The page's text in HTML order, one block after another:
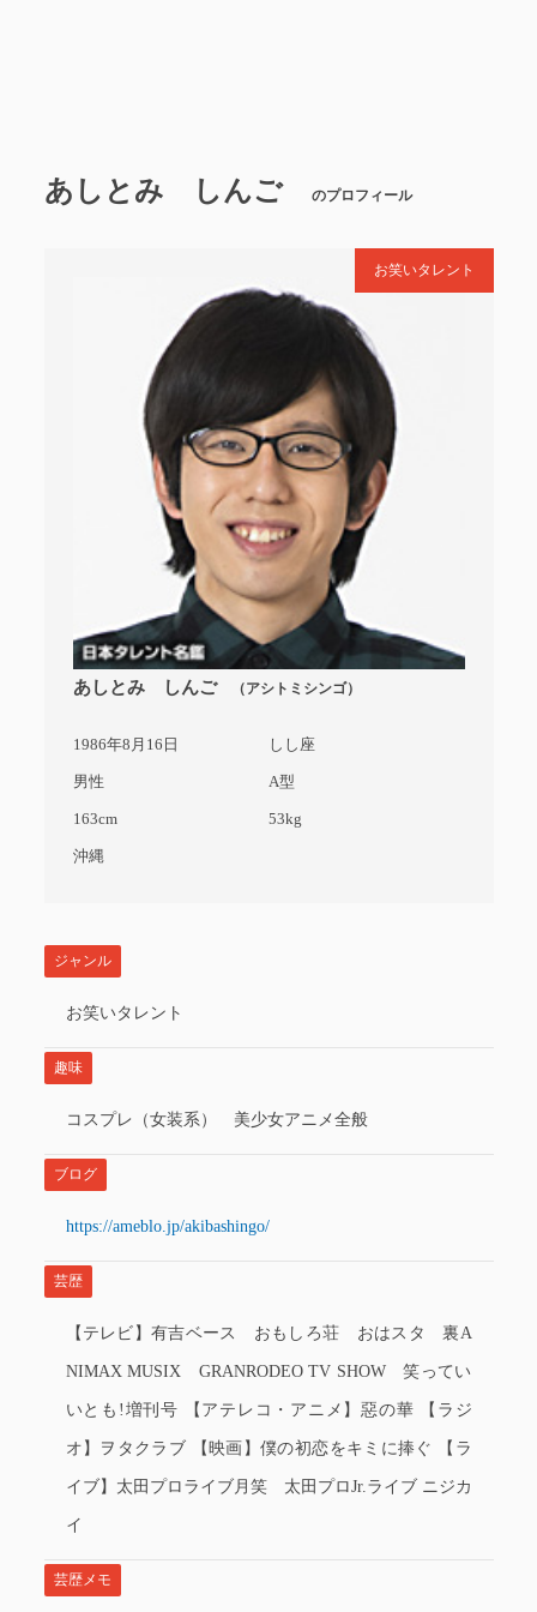
あしとみ しんご のプロフィール
お笑いタレント
あしとみ しんご （アシトミシンゴ）
1986年8月16日 しし座
男性 A型
163cm 53kg
沖縄
ジャンル
お笑いタレント
趣味
コスプレ（女装系） 美少女アニメ全般
ブログ
https://ameblo.jp/akibashingo/
芸歴
【テレビ】有吉ベース おもしろ荘 おはスタ 裏A
NIMAX MUSIX GRANRODEO TV SHOW 笑ってい
いとも!増刊号 【アテレコ・アニメ】惡の華 【ラジ
オ】ヲタクラブ 【映画】僕の初恋をキミに捧ぐ 【ラ
イブ】太田プロライブ月笑 太田プロJr.ライブ ニジカ
イ
芸歴メモ